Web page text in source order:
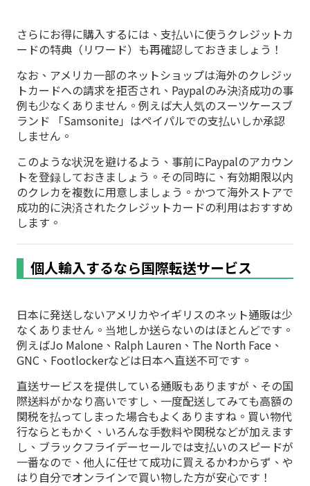
さらにお得に購入するには、支払いに使うクレジットカ
ードの特典（リワード）も再確認しておきましょう！
なお、アメリカ一部のネットショップは海外のクレジッ
トカードへの請求を拒否され、Paypalのみ決済成功の事
例も少なくありません。例えば大人気のスーツケースブ
ランド 「Samsonite」はペイパルでの支払いしか承認
しません。
このような状況を避けるよう、事前にPaypalのアカウン
トを登録しておきましょう。その同時に、有効期限以内
のクレカを複数に用意しましょう。かつて海外ストアで
成功的に決済されたクレジットカードの利用はおすすめ
します。
個人輸入するなら国際転送サービス
日本に発送しないアメリカやイギリスのネット通販は少
なくありません。当地しか送らないのはほとんどです。
例えばJo Malone、Ralph Lauren、The North Face、
GNC、Footlockerなどは日本へ直送不可です。
直送サービスを提供している通販もありますが、その国
際送料がかなり高いですし、一度配送してみても高額の
関税を払ってしまった場合もよくありますね。買い物代
行ならともかく、いろんな手数料や関税などが加えます
し、ブラックフライデーセールでは支払いのスピードが
一番なので、他人に任せて成功に買えるかわからず、や
はり自分でオンラインで買い物した方が安心です！